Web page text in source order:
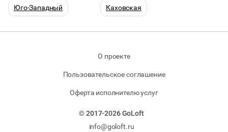
Юго-Западный Каховская
О проекте
Пользовательское соглашение
Оферта исполнителю услуг
© 2017-2026 GoLoft
info@goloft.ru